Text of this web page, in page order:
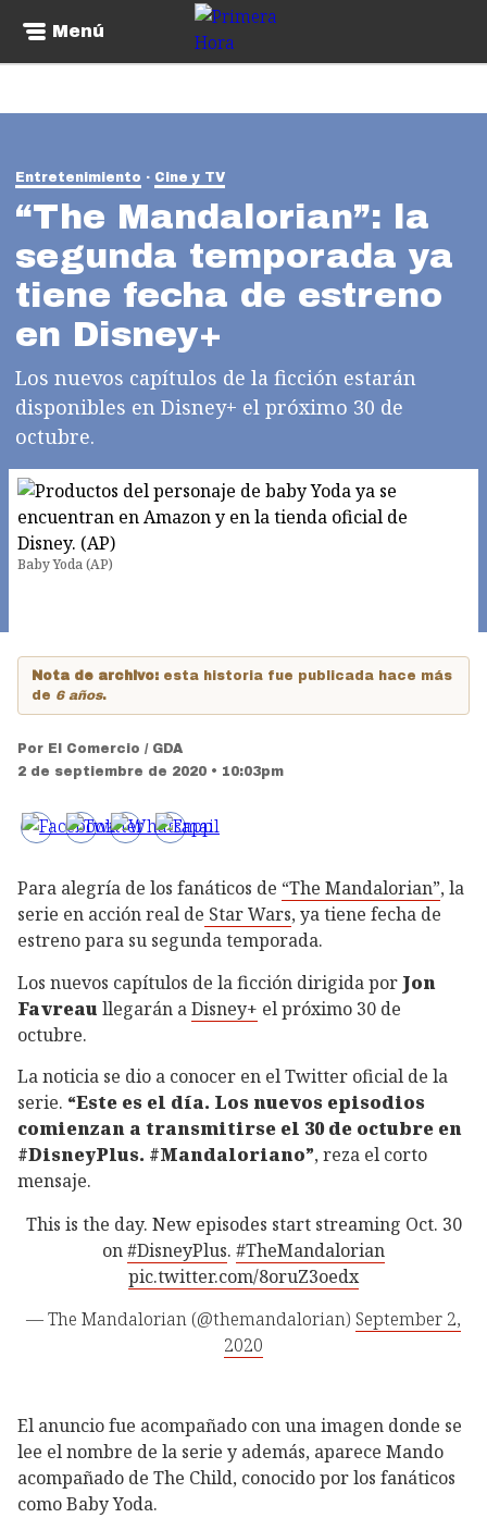
Menú
Entretenimiento Cine y TV
“The Mandalorian”: la
segunda temporada ya
tiene fecha de estreno
en Disney+
Los nuevos capítulos de la ficción estarán
disponibles en Disney+ el próximo 30 de
octubre.
Baby Yoda (AP)
Nota de archivo: esta historia fue publicada hace más
de 6 años.
Por El Comercio / GDA
2 de septiembre de 2020 • 10:03pm
Para alegría de los fanáticos de “The Mandalorian”, la
serie en acción real de Star Wars, ya tiene fecha de
estreno para su segunda temporada.
Los nuevos capítulos de la ficción dirigida por Jon
Favreau llegarán aDisney+ el próximo 30 de
octubre.
La noticia se dio a conocer en el Twitter oficial de la
serie. “Este es el día. Los nuevos episodios
comienzan a transmitirse el 30 de octubre en
#DisneyPlus. #Mandaloriano”, reza el corto
mensaje.
This is the day. New episodes start streaming Oct. 30
on#DisneyPlus. #TheMandalorian
pic.twitter.com/8oruZ3oedx
— The Mandalorian (@themandalorian) September 2,
2020
El anuncio fue acompañado con una imagen donde se
lee el nombre de la serie y además, aparece Mando
acompañado de The Child, conocido por los fanáticos
como Baby Yoda.